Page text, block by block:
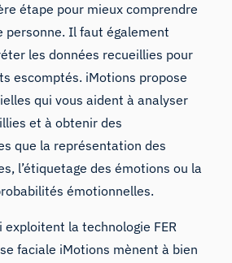
étape pour mieux comprendre
personne. Il faut également
les données recueillies pour
escomptés. iMotions propose
qui vous aident à analyser
et à obtenir des
que la représentation des
l’étiquetage des émotions ou la
émotionnelles.
exploitent la technologie FER
faciale iMotions mènent à bien